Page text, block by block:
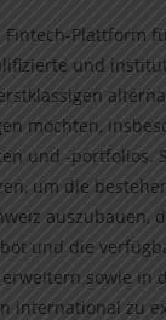
Plattform
und
möchten,
und -portfolios.
um die
auszubauen,
und die
sowie in
international zu